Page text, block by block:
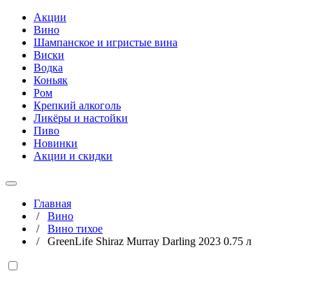
Акции
Вино
Шампанское и игристые вина
Виски
Водка
Коньяк
Ром
Крепкий алкоголь
Ликёры и настойки
Пиво
Новинки
Акции и скидки
Главная
/ Вино
/ Вино тихое
/ GreenLife Shiraz Murray Darling 2023 0.75 л